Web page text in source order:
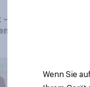
–
Wenn Sie